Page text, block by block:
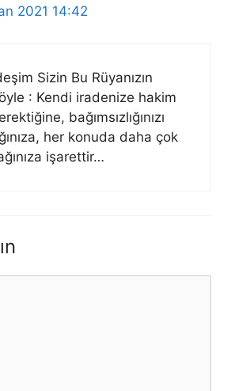
2021 14:42
Sizin Bu Rüyanızın
: Kendi iradenize hakim
bağımsızlığınızı
her konuda daha çok
işarettir…